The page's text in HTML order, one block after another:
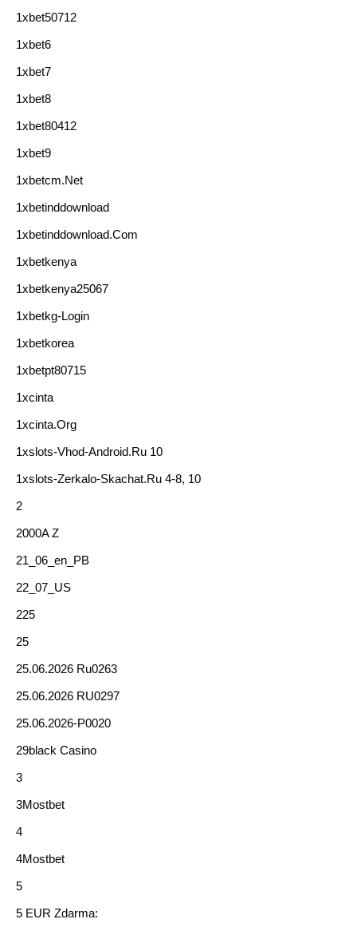
1xbet50712
1xbet6
1xbet7
1xbet8
1xbet80412
1xbet9
1xbetcm.net
1xbetinddownload
1xbetinddownload.com
1xbetkenya
1xbetkenya25067
1xbetkg-Login
1xbetkorea
1xbetpt80715
1xcinta
1xcinta.org
1xslots-Vhod-Android.ru 10
1xslots-Zerkalo-Skachat.ru 4-8, 10
2
2000A Z
21_06_en_PB
22_07_US
225
25
25.06.2026 Ru0263
25.06.2026 RU0297
25.06.2026-P0020
29black Casino
3
3Mostbet
4
4Mostbet
5
5 EUR Zdarma: